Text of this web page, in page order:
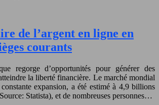
de l’argent en ligne en
courants
regorge d’opportunités pour générer des
la liberté financière. Le marché mondial
expansion, a été estimé à 4,9 billions
Statista), et de nombreuses personnes…